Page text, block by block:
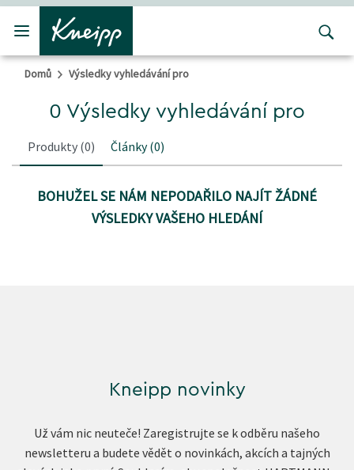
Přejít na hlavní obsah
Přejít na obsah patičky
Domů Výsledky vyhledávání pro
0 Výsledky vyhledávání pro
Produkty (0) Články(0)
BOHUŽEL SE NÁM NEPODAŘILO NAJÍT ŽÁDNÉ
VÝSLEDKY VAŠEHO HLEDÁNÍ
Kneipp novinky
Už vám nic neuteče! Zaregistrujte se k odběru našeho
newsletteru a budete vědět o novinkách, akcích a tajných